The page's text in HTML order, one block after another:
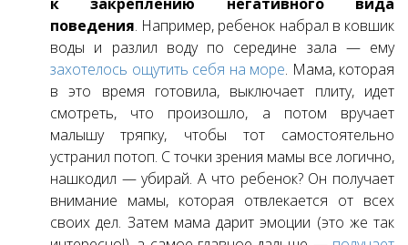
поведения. Например, ребенок набрал в ковшик
воды и разлил воду по середине зала — ему
захотелось ощутить себя на море. Мама, которая
в это время готовила, выключает плиту, идет
смотреть, что произошло, а потом вручает
малышу тряпку, чтобы тот самостоятельно
устранил потоп. С точки зрения мамы все логично,
нашкодил — убирай. А что ребенок? Он получает
внимание мамы, которая отвлекается от всех
своих дел. Затем мама дарит эмоции (это же так